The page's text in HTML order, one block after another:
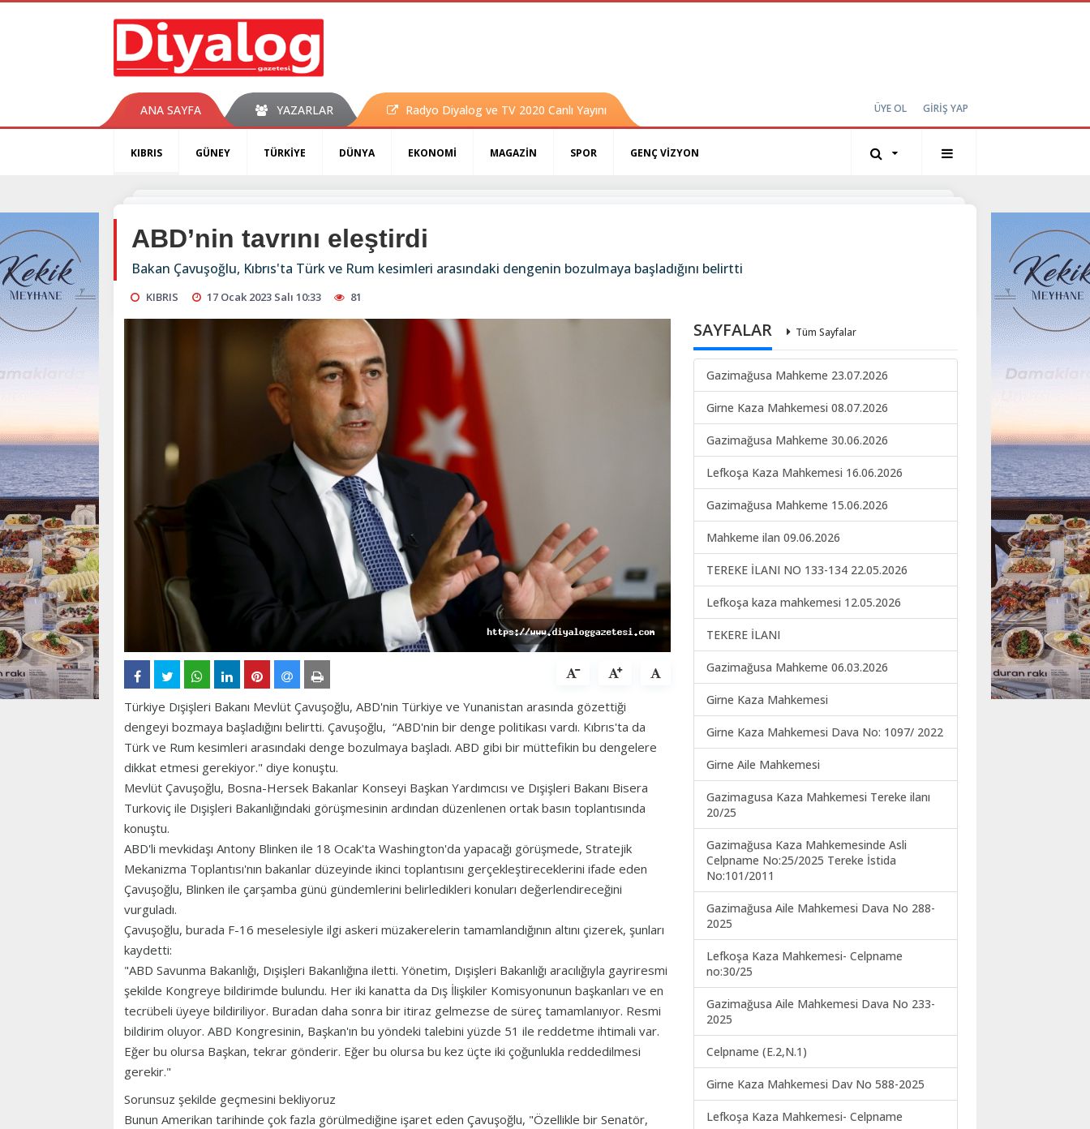
ANA SAYFA YAZARLAR Radyo Diyalog ve TV 2020 Canlı Yayını ÜYE OL GİRİŞ YAP
KIBRIS GÜNEY TÜRKİYE DÜNYA EKONOMİ MAGAZİN SPOR GENÇ VİZYON
ABD’nin tavrını eleştirdi
Bakan Çavuşoğlu, Kıbrıs'ta Türk ve Rum kesimleri arasındaki dengenin bozulmaya başladığını belirtti
KIBRIS 17 Ocak 2023 Salı 10:33 81
Türkiye Dışişleri Bakanı Mevlüt Çavuşoğlu, ABD'nin Türkiye ve Yunanistan arasında gözettiği
dengeyi bozmaya başladığını belirtti. Çavuşoğlu, “ABD'nin bir denge politikası vardı. Kıbrıs'ta da
Türk ve Rum kesimleri arasındaki denge bozulmaya başladı. ABD gibi bir müttefikin bu dengelere
dikkat etmesi gerekiyor." diye konuştu.
Mevlüt Çavuşoğlu, Bosna-Hersek Bakanlar Konseyi Başkan Yardımcısı ve Dışişleri Bakanı Bisera
Turkoviç ile Dışişleri Bakanlığındaki görüşmesinin ardından düzenlenen ortak basın toplantısında
konuştu.
ABD'li mevkidaşı Antony Blinken ile 18 Ocak'ta Washington'da yapacağı görüşmede, Stratejik
Mekanizma Toplantısı'nın bakanlar düzeyinde ikinci toplantısını gerçekleştireceklerini ifade eden
Çavuşoğlu, Blinken ile çarşamba günü gündemlerini belirledikleri konuları değerlendireceğini
vurguladı.
Çavuşoğlu, burada F-16 meselesiyle ilgi askeri müzakerelerin tamamlandığının altını çizerek, şunları
kaydetti:
"ABD Savunma Bakanlığı, Dışişleri Bakanlığına iletti. Yönetim, Dışişleri Bakanlığı aracılığıyla gayriresmi
şekilde Kongreye bildirimde bulundu. Her iki kanatta da Dış İlişkiler Komisyonunun başkanları ve en
tecrübeli üyeye bildiriliyor. Buradan daha sonra bir itiraz gelmezse de süreç tamamlanıyor. Resmi
bildirim oluyor. ABD Kongresinin, Başkan'ın bu yöndeki talebini yüzde 51 ile reddetme ihtimali var.
Eğer bu olursa Başkan, tekrar gönderir. Eğer bu olursa bu kez üçte iki çoğunlukla reddedilmesi
gerekir."
Sorunsuz şekilde geçmesini bekliyoruz
Bunun Amerikan tarihinde çok fazla görülmediğine işaret eden Çavuşoğlu, "Özellikle bir Senatör,
SAYFALAR Tüm Sayfalar
Gazimağusa Mahkeme 23.07.2026
Girne Kaza Mahkemesi 08.07.2026
Gazimağusa Mahkeme 30.06.2026
Lefkoşa Kaza Mahkemesi 16.06.2026
Gazimağusa Mahkeme 15.06.2026
Mahkeme ilan 09.06.2026
TEREKE İLANI NO 133-134 22.05.2026
Lefkoşa kaza mahkemesi 12.05.2026
TEKERE İLANI
Gazimağusa Mahkeme 06.03.2026
Girne Kaza Mahkemesi
Girne Kaza Mahkemesi Dava No: 1097/ 2022
Girne Aile Mahkemesi
Gazimagusa Kaza Mahkemesi Tereke ilanı
20/25
Gazimağusa Kaza Mahkemesinde Asli
Celpname No:25/2025 Tereke İstida
No:101/2011
Gazimağusa Aile Mahkemesi Dava No 288-
2025
Lefkoşa Kaza Mahkemesi- Celpname
no:30/25
Gazimağusa Aile Mahkemesi Dava No 233-
2025
Celpname (E.2,N.1)
Girne Kaza Mahkemesi Dav No 588-2025
Lefkoşa Kaza Mahkemesi- Celpname